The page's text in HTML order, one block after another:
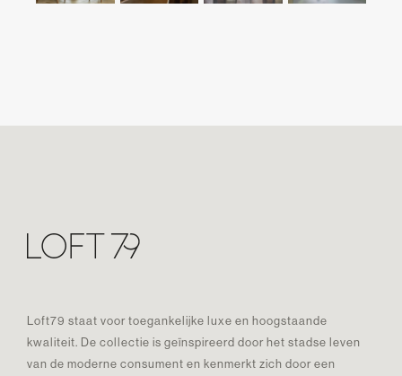
Loft79 staat voor toegankelijke luxe en hoogstaande
kwaliteit. De collectie is geïnspireerd door het stadse leven
van de moderne consument en kenmerkt zich door een